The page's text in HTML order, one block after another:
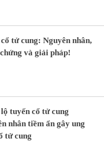
tử cung: Nguyên nhân,
và giải pháp!
tuyến cổ tử cung
nhân tiềm ẩn gây ung
tử cung